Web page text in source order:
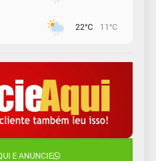
22°C 11°C
16°C 12°C
15°C 9°C
E ANUNCIE